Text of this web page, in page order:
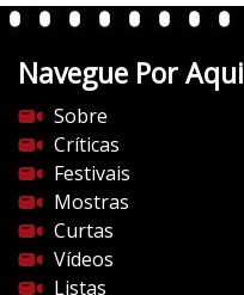
n
e
d
o
c
i
n
e
Navegue Por Aqui
Sobre
Críticas
Festivais
Mostras
Curtas
Vídeos
Listas